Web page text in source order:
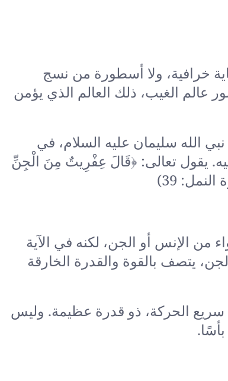
خرافية، ولا أسطورة من نسج
الغيب، ذلك العالم الذي يؤمن
الله سليمان عليه السلام، في
يقول تعالى: ﴿قَالَ عِفْرِيتٌ مِنَ الْجِنِّ
39)
من الإنس أو الجن، لكنه في الآية
يتصف بالقوة والقدرة الخارقة
سريع الحركة، ذو قدرة عظيمة. وليس